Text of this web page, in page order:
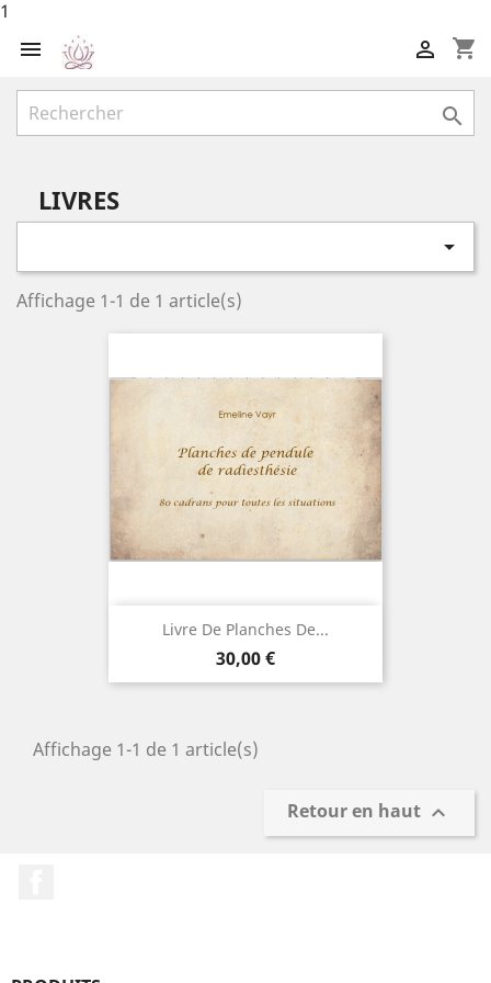
1
 shopping_cart


LIVRES

Affichage 1-1 de 1 article(s)
Livre De Planches De...
Prix
30,00 €
Affichage 1-1 de 1 article(s)
Retour en haut 